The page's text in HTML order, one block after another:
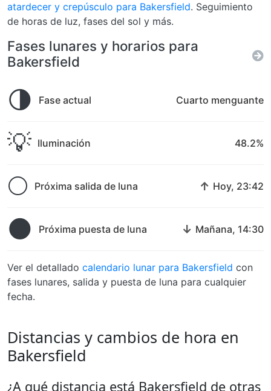
atardecer y crepúsculo para Bakersfield. Seguimiento
de horas de luz, fases del sol y más.
Fases lunares y horarios para
Bakersfield
🌗 Fase actual Cuarto menguante
💡 Iluminación 48.2%
🌕 Próxima salida de luna ↑ Hoy, 23:42
🌑 Próxima puesta de luna ↓ Mañana, 14:30
Ver el detallado calendario lunar para Bakersfield con
fases lunares, salida y puesta de luna para cualquier
fecha.
Distancias y cambios de hora en
Bakersfield
¿A qué distancia está Bakersfield de otras